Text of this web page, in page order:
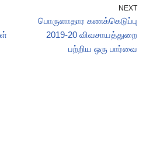
NEXT
பொருளாதார கணக்கெடுப்பு
2019-20 விவசாயத்துறை
பற்றிய ஒரு பார்வை